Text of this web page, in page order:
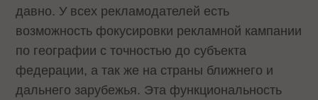
давно. У всех рекламодателей есть
возможность фокусировки рекламной кампании
по географии с точностью до субъекта
федерации, а так же на страны ближнего и
дальнего зарубежья. Эта функциональность